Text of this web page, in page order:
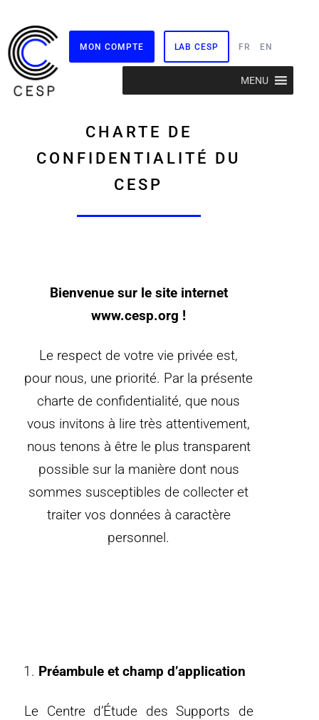
MON COMPTE LAB CESP FR EN
MENU
CHARTE DE
CONFIDENTIALITÉ DU
CESP
Bienvenue sur le site internet
www.cesp.org !
Le respect de votre vie privée est,
pour nous, une priorité. Par la présente
charte de confidentialité, que nous
vous invitons à lire très attentivement,
nous tenons à être le plus transparent
possible sur la manière dont nous
sommes susceptibles de collecter et
traiter vos données à caractère
personnel.
Préambule et champ d’application
Le Centre d’Étude des Supports de